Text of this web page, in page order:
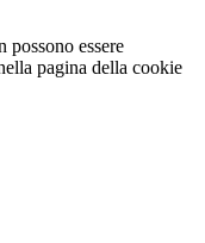
possono essere
pagina della cookie